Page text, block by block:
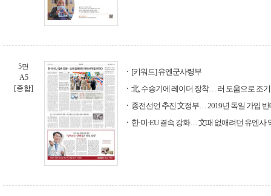
5면
A5
[종합]
[키워드] 유엔군사령부
北, 수송기에 레이더 장착… 러 도움으로 조
종전선언 추진 文정부… 2019년 독일 가입 반
한·미·EU 결속 강화… 文때 없애려던 유엔사